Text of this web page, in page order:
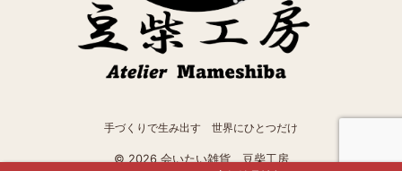
手づくりで生み出す 世界にひとつだけ
© 2026 会いたい雑貨 豆柴工房